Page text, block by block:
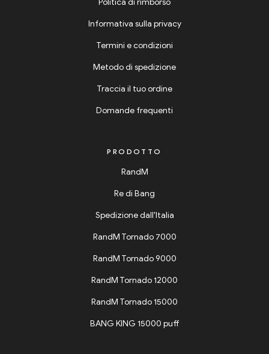
Informativa sulla privacy
Termini e condizioni
Metodo di spedizione
Traccia il tuo ordine
Domande frequenti
PRODOTTO
RandM
Re di Bang
Spedizione dall'Italia
RandM Tornado 7000
RandM Tornado 9000
RandM Tornado 12000
RandM Tornado 15000
BANG KING 15000 puff